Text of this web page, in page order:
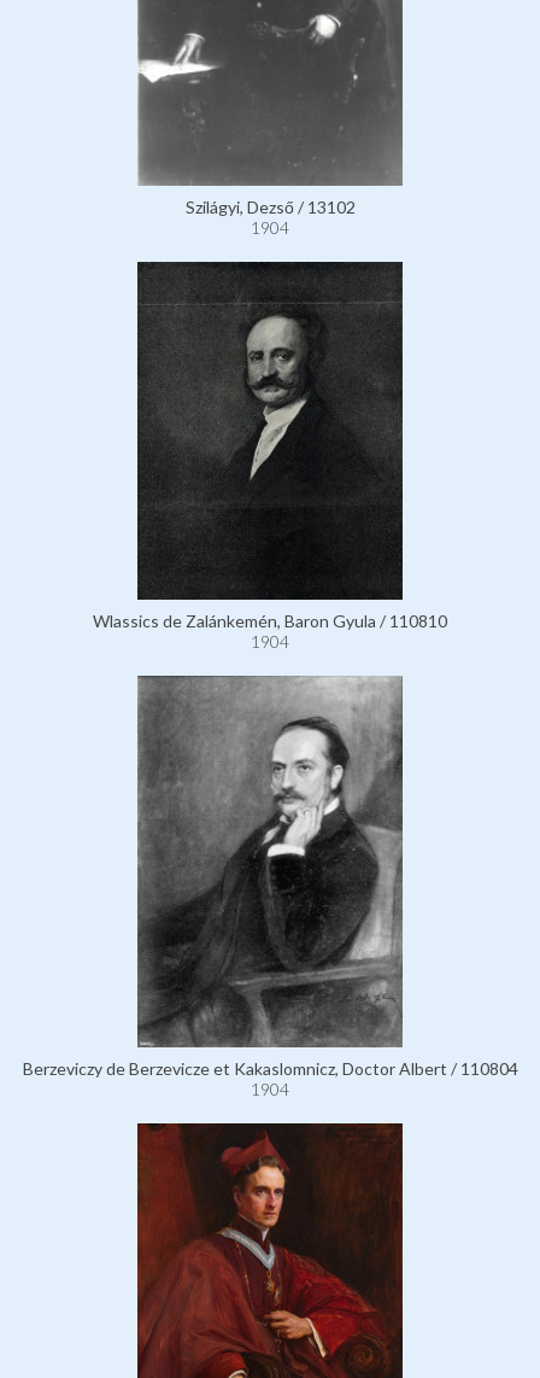
Szilágyi, Dezső / 13102
1904
Wlassics de Zalánkemén, Baron Gyula / 110810
1904
Berzeviczy de Berzevicze et Kakaslomnicz, Doctor Albert / 110804
1904